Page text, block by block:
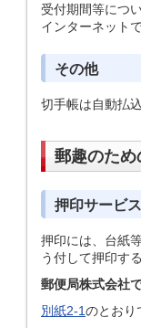
受付期間等につい
インターネット
その他
切手帳は自動払
郵趣のため
押印サービ
押印には、台紙
う付して押印す
郵便局株式会社
別紙2-1のとおり